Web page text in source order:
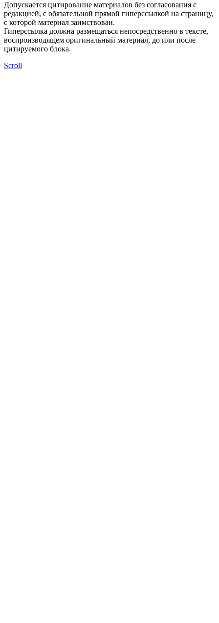
Допускается цитирование материалов без согласования с
редакцией, с обязательной прямой гиперссылкой на страницу,
с которой материал заимствован.
Гиперссылка должна размещаться непосредственно в тексте,
воспроизводящем оригинальный материал, до или после
цитируемого блока.
Scroll